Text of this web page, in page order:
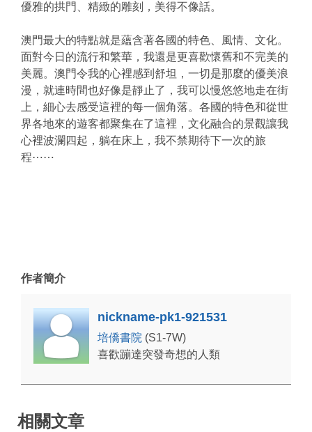
優雅的拱門、精緻的雕刻，美得不像話。
澳門最大的特點就是蘊含著各國的特色、風情、文化。
面對今日的流行和繁華，我還是更喜歡懷舊和不完美的
美麗。澳門令我的心裡感到舒坦，一切是那麼的優美浪
漫，就連時間也好像是靜止了，我可以慢悠悠地走在街
上，細心去感受這裡的每一個角落。各國的特色和從世
界各地來的遊客都聚集在了這裡，文化融合的景觀讓我
心裡波瀾四起，躺在床上，我不禁期待下一次的旅
程⋯⋯
作者簡介
nickname-pk1-921531
培僑書院 (S1-7W)
喜歡蹦達突發奇想的人類
相關文章